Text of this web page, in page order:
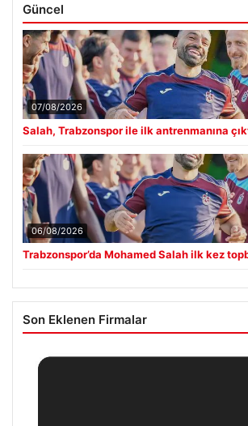
Güncel
07/08/2026
Salah, Trabzonspor ile ilk antrenmanına
06/08/2026
Trabzonspor’da Mohamed Salah ilk kez
Son Eklenen Firmalar